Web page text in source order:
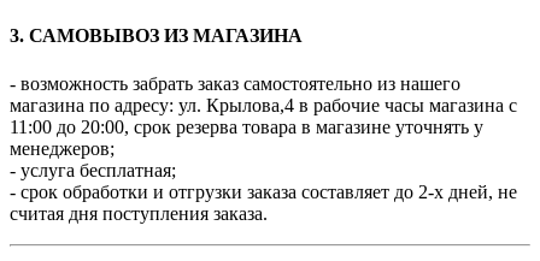
3. САМОВЫВОЗ ИЗ МАГАЗИНА
- возможность забрать заказ самостоятельно из нашего
магазина по адресу: ул. Крылова,4 в рабочие часы магазина с
11:00 до 20:00, срок резерва товара в магазине уточнять у
менеджеров;
- услуга бесплатная;
- срок обработки и отгрузки заказа составляет до 2-х дней, не
считая дня поступления заказа.